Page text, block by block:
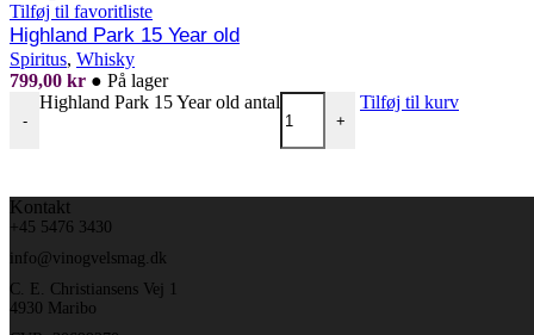
Tilføj til favoritliste
Highland Park 15 Year old
Spiritus, Whisky
799,00 kr ● På lager
-
Highland Park 15 Year old antal
+
Tilføj til kurv
Kontakt
+45 5476 3430
info@vinogvelsmag.dk
C. E. Christiansens Vej 1
4930 Maribo